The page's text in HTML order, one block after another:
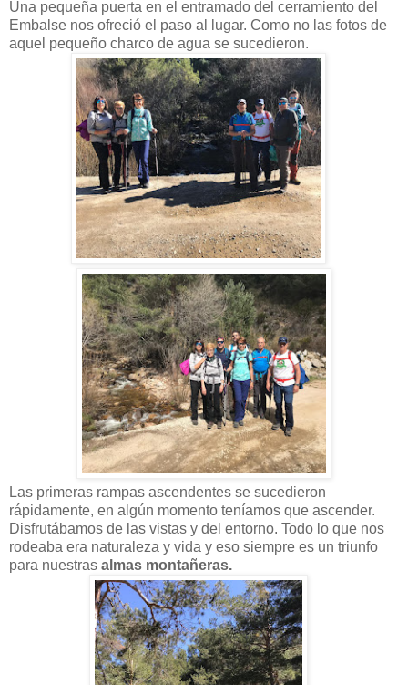
Una pequeña puerta en el entramado del cerramiento del
Embalse nos ofreció el paso al lugar. Como no las fotos de
aquel pequeño charco de agua se sucedieron.
Las primeras rampas ascendentes se sucedieron
rápidamente, en algún momento teníamos que ascender.
Disfrutábamos de las vistas y del entorno. Todo lo que nos
rodeaba era naturaleza y vida y eso siempre es un triunfo
para nuestras almas montañeras.